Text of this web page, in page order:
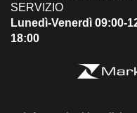
SERVIZIO
Lunedì-Venerdì 09:00-
18:00